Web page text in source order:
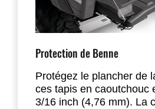
Protection de Benne
Protégez le plancher de
ces tapis en caoutchouc
3/16 inch (4,76 mm). La